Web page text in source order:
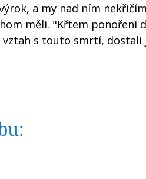
a my nad ním
měli. "Křtem ponořeni
vztah s touto smrtí, dostali